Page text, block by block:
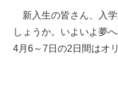
新入生の皆さん、入
しょうか。いよいよ夢
4月6～7日の2日間はオ